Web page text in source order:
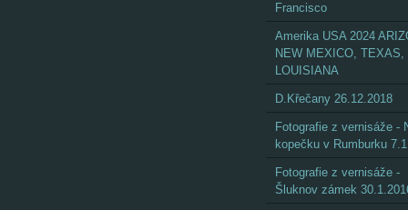
Francisco
Amerika USA 2024
NEW MEXICO, TEXAS,
LOUISIANA
D.Křečany 26.12.2018
Fotografie z vernisáže -
kopečku v Rumburku
Fotografie z vernisáže -
Šluknov zámek